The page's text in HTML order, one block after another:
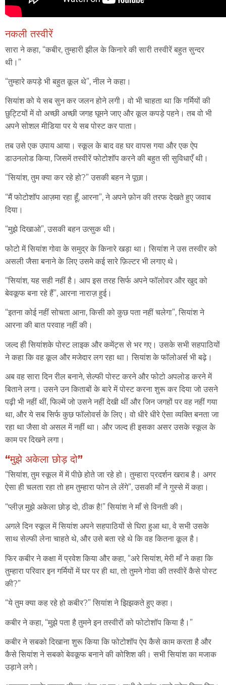
नकली तस्वीरें
सारा ने कहा, “कबीर, तुम्हारी झील के किनारे की सारी तस्वीरें बहुत सुन्दर
थी।”
“तुम्हारे कपड़े भी बहुत कूल थे”, नील ने कहा।
सियांश को ये सब सुन कर जलन होने लगी। वो भी चाहता था कि गर्मियों की
छुट्टियों में वो अच्छी अच्छी जगह घूमने जाए और कूल कपड़े पहने। तब वो भी
अपने सोशल मीडिया पर ये सब पोस्ट कर पाता।
तब उसे एक उपाय आया। स्कूल के बाद वह घर वापस गया और एक ऐप
डाउनलोड किया, जिसमें तस्वीरें फोटोशॉप करने की बहुत सी सुविधाएँ थी।
“सियांश, तुम क्या कर रहे हो?” उसकी बहन ने पूछा।
“मैं फोटोशॉप आज़मा रहा हूँ, आरना”, ने अपने फ़ोन की तरफ देखते हुए जवाब
दिया।
“मुझे दिखाओ”, उसकी बहन उत्सुक थी।
फोटो में सियांश गोवा के समुद्र के किनारे खड़ा था। सियांश ने उस तस्वीर को
असली जैसा बनाने के लिए उसमे कई सारे फ़िल्टर भी लगाए थे।
“सियांश, यह सही नहीं है। आप इस तरह सिर्फ अपने फॉलोवर और खुद को
बेवकूफ बना रहे हैं”, आरना नाराज़ हुई।
“इतना कोई नहीं सोचता आना, किसी को कुछ पता नहीं चलेगा”, सियांश ने
आरना की बात परवाह नहीं की।
जल्द ही सियांशके पोस्ट लाइक और कमेंट्स से भर गए। उसके सभी सहपाठियों
ने कहा कि वह कूल और मजेदार लग रहा था। सियांश के फॉलोअर्स भी बढ़े।
अब वह सारा दिन रील बनाने, सेल्फी पोस्ट करने और फोटो अपलोड करने में
बिताने लगा। उसने उन किताबों के बारे में पोस्ट करना शुरू कर दिया जो उसने
पढ़ी भी नहीं थीं, फिल्में जो उसने नहीं देखी थीं और जिन जगहों पर वह नहीं गया
था, और ये सब सिर्फ कुछ फॉलोवर्स के लिए। वो धीरे धीरे ऐसा व्यक्ति बनता जा
रहा था जैसा वो असल में नहीं था। और जल्द ही इसका असर उसके स्कूल के
काम पर दिखने लगा।
“मुझे अकेला छोड़ दो”
“सियांश, तुम स्कूल में में पीछे होते जा रहे हो। तुम्हारा प्रदर्शन खराब है। अगर
ऐसा ही चलता रहा तो हम तुम्हारा फोन ले लेंगे”, उसकी माँ ने गुस्से में कहा।
“प्लीज़ मुझे अकेला छोड़ दो, ठीक है!” सियांश ने माँ से विनती की।
अगले दिन स्कूल में सियांश अपने सहपाठियों से घिरा हुआ था, वे सभी उसके
साथ सेल्फी लेना चाहते थे, और उसे बता रहे थे कि वह कितना कूल है।
फिर कबीर ने कक्षा में प्रवेश किया और कहा, “अरे सियांश, मेरी माँ ने कहा कि
तुम्हारा परिवार इन गर्मियों में घर पर ही था, तो तुमने गोवा की तस्वीरें कैसे पोस्ट
की?”
“ये तुम क्या कह रहे हो कबीर?” सियांश ने झिझकते हुए कहा।
कबीर ने कहा, “मुझे पता है तुमने इन तस्वीरों को फोटोशॉप किया है।”
कबीर ने सबको दिखाना शुरू किया कि फोटोशॉप ऐप कैसे काम करता है और
कैसे सियांश ने सबको बेवकूफ बनाने की कोशिश की। सभी सियांश का मजाक
उड़ाने लगे।